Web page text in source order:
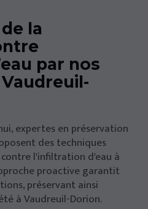
la
par nos
expertes en préservation
des techniques
l'infiltration d'eau à
proactive garantit
préservant ainsi
à Vaudreuil-Dorion.